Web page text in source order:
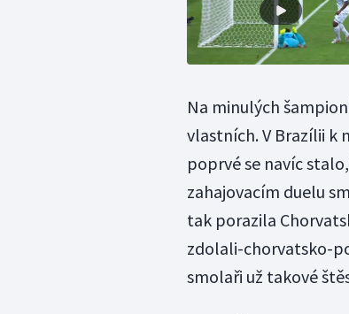
Na minulých
vlastních. V Brazílii k
poprvé se navíc
zahajovacím duelu
tak porazila
zdolali-chorvatsko-
smolaři už takové